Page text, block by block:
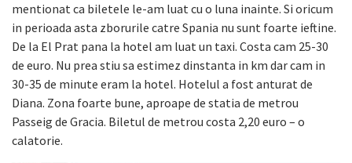
mentionat ca biletele le-am luat cu o luna inainte. Si oricum
in perioada asta zborurile catre Spania nu sunt foarte ieftine.
De la El Prat pana la hotel am luat un taxi. Costa cam 25-30
de euro. Nu prea stiu sa estimez dinstanta in km dar cam in
30-35 de minute eram la hotel. Hotelul a fost anturat de
Diana. Zona foarte bune, aproape de statia de metrou
Passeig de Gracia. Biletul de metrou costa 2,20 euro – o
calatorie.